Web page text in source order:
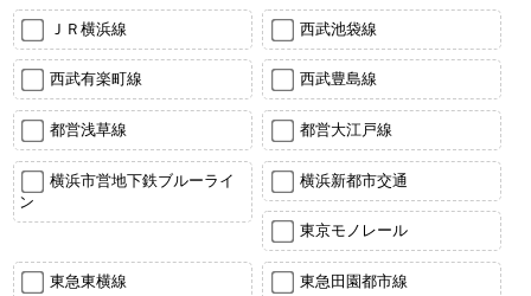
ＪＲ横浜線 西武池袋線
西武有楽町線 西武豊島線
都営浅草線 都営大江戸線
横浜市営地下鉄ブルーライ
ン
横浜新都市交通
東京モノレール
東急東横線 東急田園都市線